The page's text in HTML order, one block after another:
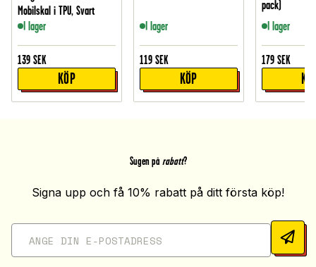
Mobilskal i TPU, Svart
I lager
139 SEK
KÖP
I lager
119 SEK
KÖP
pack)
I lager
179 SEK
Sugen på rabatt?
Signa upp och få 10% rabatt på ditt första köp!